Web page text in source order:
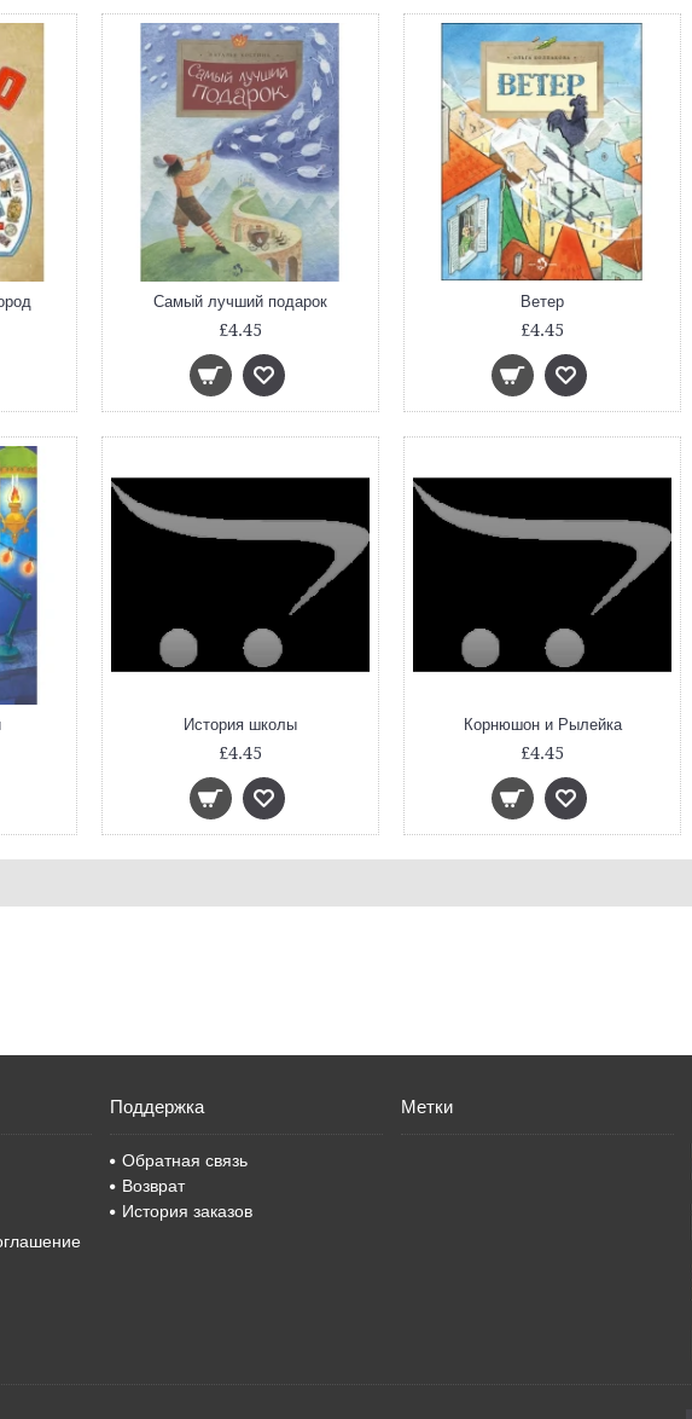
Самый лучший подарок
£4.45
Ветер
£4.45
История школы
£4.45
Корнюшон и Рылейка
£4.45
Поддержка
Обратная связь
Возврат
История заказов
Метки